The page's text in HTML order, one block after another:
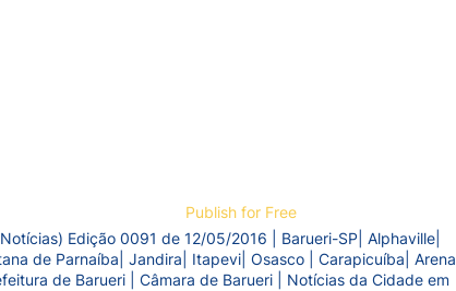
Publish for Free
Edição 0091 de 12/05/2016 | Barueri-SP| Alphaville|
de Parnaíba| Jandira| Itapevi| Osasco | Carapicuíba| Arena
de Barueri | Câmara de Barueri | Notícias da Cidade em